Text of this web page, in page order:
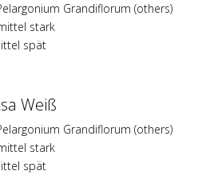
Grandiflorum (others)
stark
spät
Weiß
Grandiflorum (others)
stark
spät